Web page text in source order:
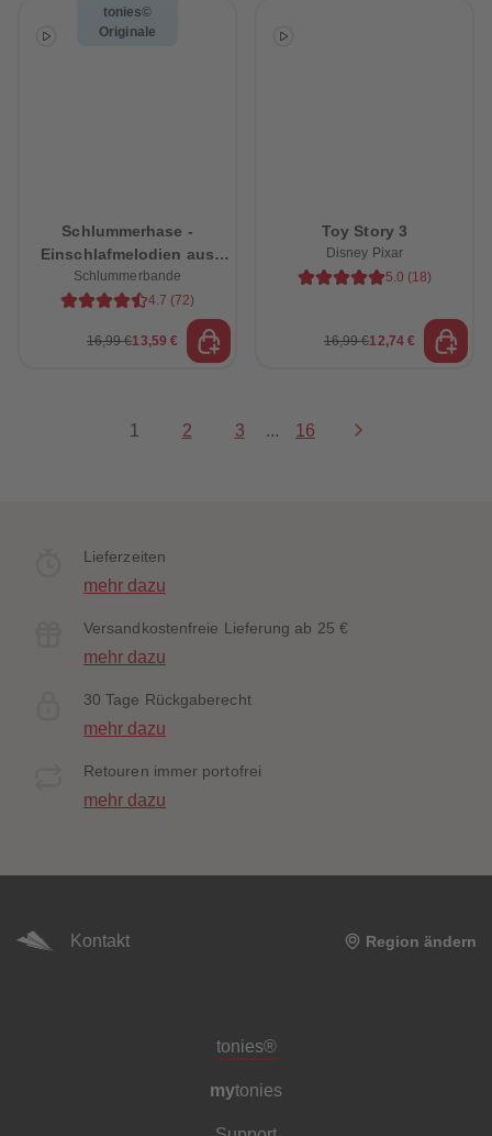
tonies©
Originale
Schlummerhase -
Einschlafmelodien aus
dem Schlummerwald
Schlummerbande
4.7 (72)
16,99 €13,59 €
Toy Story 3
Disney Pixar
5.0 (18)
16,99 €12,74 €
1 2 3 ... 16
Lieferzeiten
mehr dazu
Versandkostenfreie Lieferung ab 25 €
mehr dazu
30 Tage Rückgaberecht
mehr dazu
Retouren immer portofrei
mehr dazu
Kontakt Region ändern
Meta-Navigation Footer
tonies®
mytonies